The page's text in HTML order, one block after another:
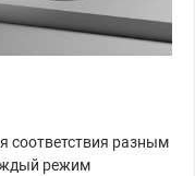
соответствия разным
режим